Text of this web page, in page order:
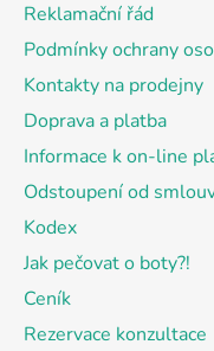
Reklamační řád
Podmínky ochrany
Kontakty na prodejny
Doprava a platba
Informace k on-line
Odstoupení od
Kodex
Jak pečovat o boty?!
Ceník
Rezervace konzultace